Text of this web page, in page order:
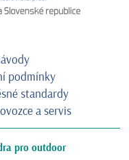
podmínky
standardy
a servis
pro outdoor